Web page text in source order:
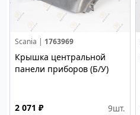
Scania | 1763969
Крышка центральной
панели приборов (Б/У)
2 071 ₽ 9шт.